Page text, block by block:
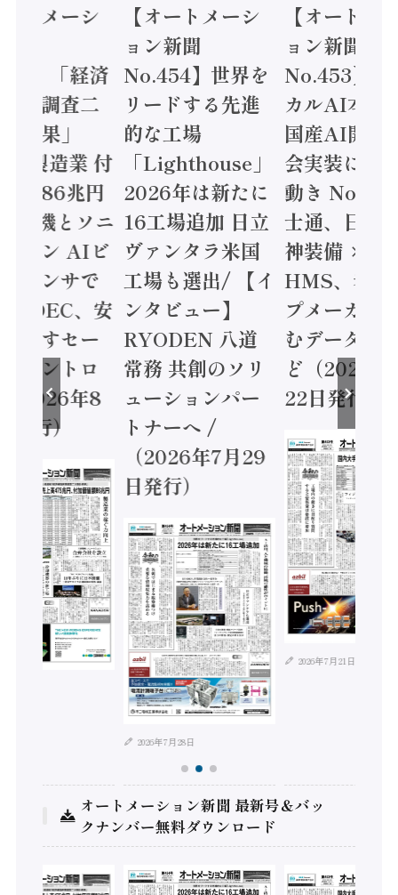
トメーシ
】「経済
態調査二
結果」
年製造業 付
額86兆円
電機とソニ
コン AIビ
センサで
/ IDEC、安
かすセー
コントロ
2026年8
発行）
【オートメーシ
ョン新聞
No.454】世界を
リードする先進
的な工場
「Lighthouse」
2026年は新たに
16工場追加 日立
ヴァンタラ米国
工場も選出/ 【イ
ンタビュー】
RYODEN 八道
常務 共創のソリ
ューションパー
トナーへ /
（2026年7月29
日発行）
2026年7月28日
【オートメ
ョン新聞
No.453】フ
カルAI本格
国産AI開発
会実装に活
動き
士通、日立
神装備 ×
HMS、老舗
プメーカー
むデータ活
ど（2026年
22日発行）
2026年7月21日
オートメーション新聞 最新号＆バッ
クナンバー無料ダウンロード